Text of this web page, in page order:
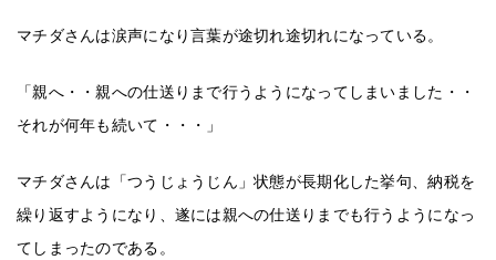
マチダさんは涙声になり言葉が途切れ途切れになっている。
「親へ・・親への仕送りまで行うようになってしまいました・・
それが何年も続いて・・・」
マチダさんは「つうじょうじん」状態が長期化した挙句、納税を
繰り返すようになり、遂には親への仕送りまでも行うようになっ
てしまったのである。